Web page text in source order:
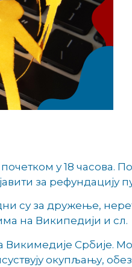
у 18 часова.
за рефундацију
су за дружење,
на Википедији и сл.
Викимедије Србије.
окупљању,